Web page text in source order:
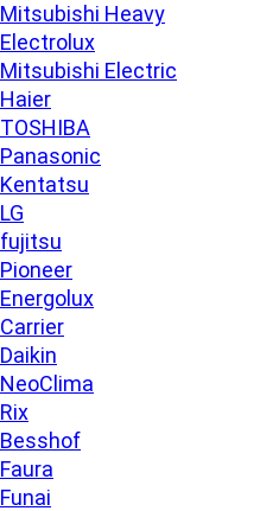
Mitsubishi Heavy
Electrolux
Mitsubishi Electric
Haier
TOSHIBA
Panasonic
Kentatsu
LG
fujitsu
Pioneer
Energolux
Carrier
Daikin
NeoClima
Rix
Besshof
Faura
Funai